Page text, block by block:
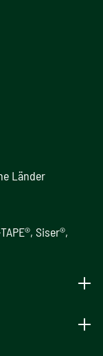
Länder
Siser®,